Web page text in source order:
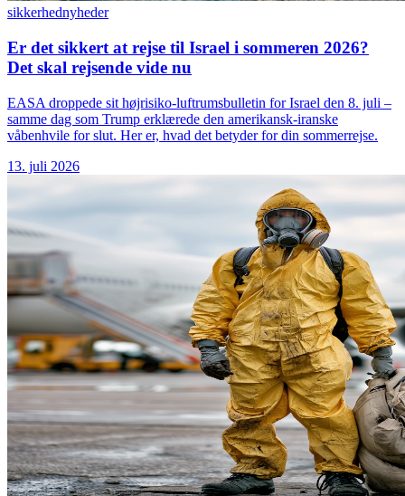
sikkerhednyheder
Er det sikkert at rejse til Israel i sommeren 2026?
Det skal rejsende vide nu
EASA droppede sit højrisiko-luftrumsbulletin for Israel den 8. juli –
samme dag som Trump erklærede den amerikansk-iranske
våbenhvile for slut. Her er, hvad det betyder for din sommerrejse.
13. juli 2026